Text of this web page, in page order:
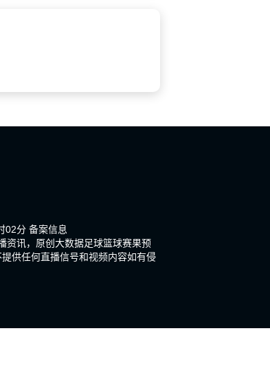
02分 备案信息
资讯，原创大数据足球篮球赛果预
供任何直播信号和视频内容如有侵